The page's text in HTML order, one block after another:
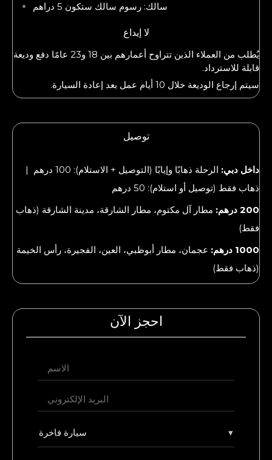
سالك: رسوم سالك ستكون 5 دراهم
لا إيداع
يُطلب من العملاء الذين تتراوح أعمارهم بين 18 و23 عامًا دفع وديعة
قابلة للاسترداد.
سيتم إرجاع الوديعة خلال 10 أيام عمل بعد إعادة السيارة.
توصيل
داخل دبي:
الرحلة ذهابًا وإيابًا (التوصيل + الاستلام): 100 درهم |
ذهاب فقط (توصيل أو استلام): 50 درهم
200 درهم:
مطار آل مكتوم، مطار الشارقة، مدينة الشارقة (ذهاب
فقط)
1000 درهم:
عجمان، مطار أبوظبي، العين، الفجيرة، رأس الخيمة
(ذهاب فقط)
احجز الآن
سيارة فاخرة ▾